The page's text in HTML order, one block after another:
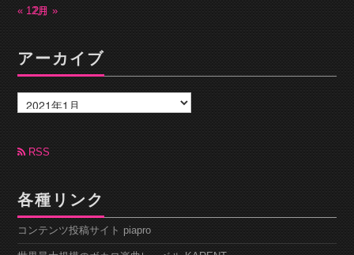
« 12月2月 »
アーカイブ
ー
カ
ブ RSS
各種リンク
コンテンツ投稿サイト piapro